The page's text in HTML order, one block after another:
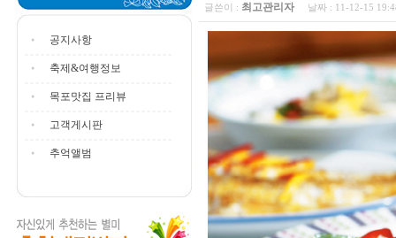
공지사항
축제&여행정보
목포맛집 프리뷰
고객게시판
추억앨범
글쓴이 : 최고관리자 날짜 : 11-12-15